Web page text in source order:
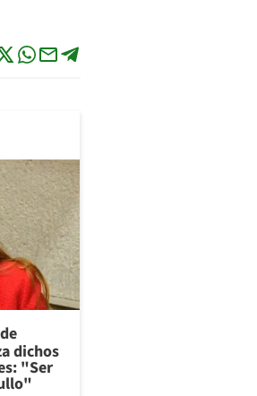
dichos
"Ser